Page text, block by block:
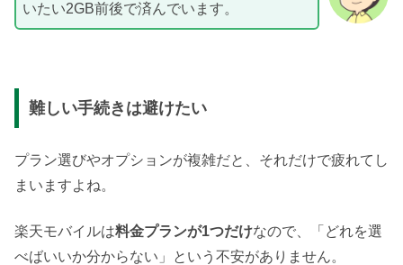
いたい2GB前後で済んでいます。
難しい手続きは避けたい
プラン選びやオプションが複雑だと、それだけで疲れてし
まいますよね。
楽天モバイルは料金プランが1つだけなので、「どれを選
べばいいか分からない」という不安がありません。